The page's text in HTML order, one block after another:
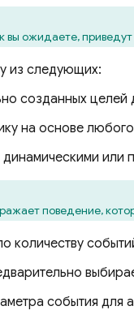
вы ожидаете,
из следующих:
созданных целей
на основе
поведение,
количеству
события для